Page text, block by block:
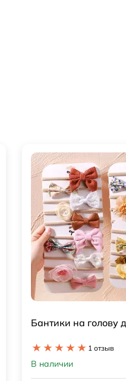
Бантики на голову
1 отзыв
В наличии